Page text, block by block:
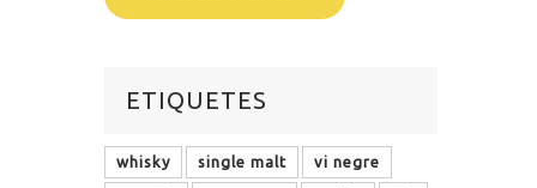
ETIQUETES
whisky single malt vi negre